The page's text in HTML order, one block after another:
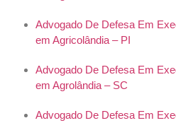
Advogado De Defesa Em
em Agricolândia – PI
Advogado De Defesa Em
em Agrolândia – SC
Advogado De Defesa Em